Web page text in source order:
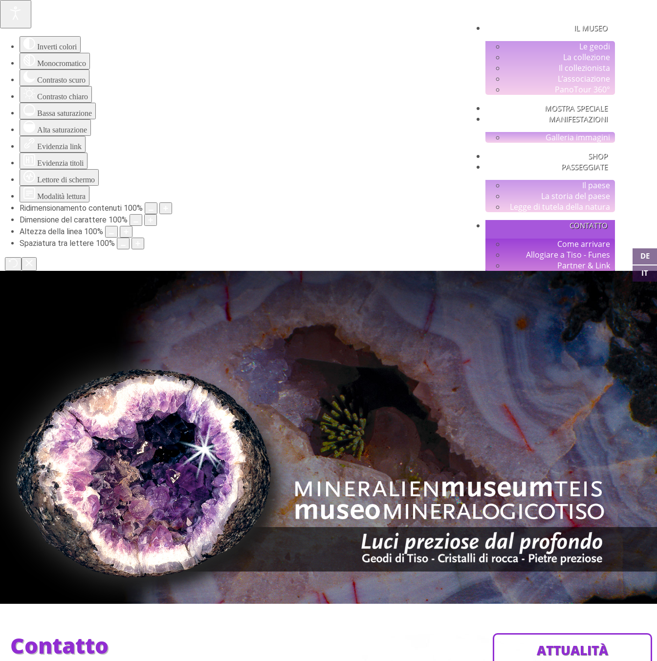
Inverti colori
Monocromatico
Contrasto scuro
Contrasto chiaro
Bassa saturazione
Alta saturazione
Evidenzia link
Evidenzia titoli
Lettore di schermo
Modalità lettura
Ridimensionamento contenuti 100%
Dimensione del carattere 100%
Altezza della linea 100%
Spaziatura tra lettere 100%
IL MUSEO
Le geodi
La collezione
Il collezionista
L’associazione
PanoTour 360°
MOSTRA SPECIALE
MANIFESTAZIONI
Galleria immagini
SHOP
PASSEGGIATE
Il paese
La storia del paese
Legge di tutela della natura
CONTATTO
Come arrivare
Allogiare a Tiso - Funes
Partner & Link
DE
IT
Contatto ATTUALITÀ